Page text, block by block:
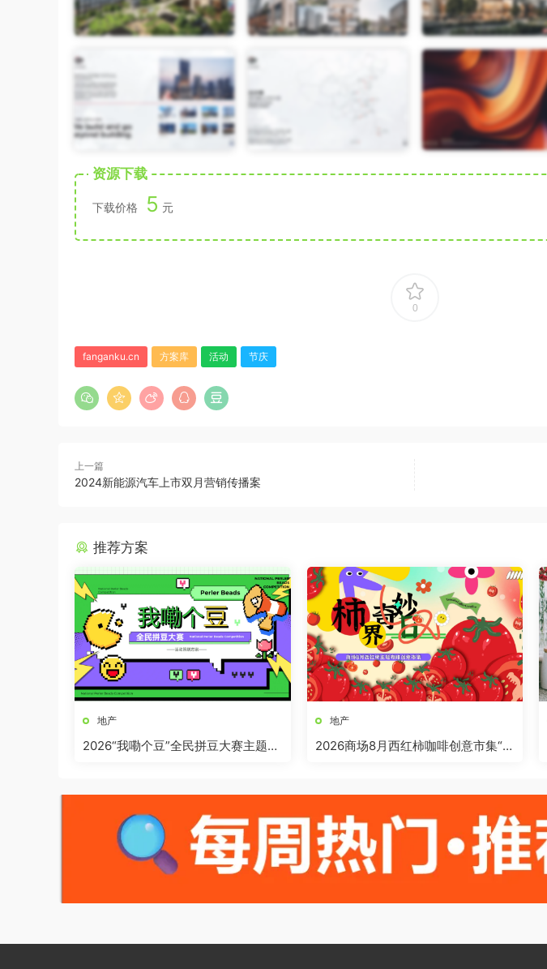
资源下载
下载价格 5 元
0
fanganku.cn 方案库 活动 节庆
上一篇
2024新能源汽车上市双月营销传播案
推荐方案
地产
2026“我嘞个豆”全民拼豆大赛主题活
地产
2026商场8月西红柿咖啡创意市集“柿